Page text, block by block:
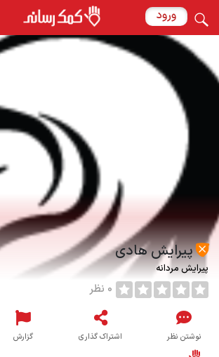
ورود
پیرایش هادی
پیرایش مردانه
0 نظر
نوشتن نظر اشتراک گذاری گزارش